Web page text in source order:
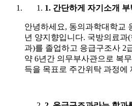
1. 간단하게 자기소개
안녕하세요, 동의과학대학교
년 양지향입니다. 국방의료과
과)를 졸업하고 응급구조사 2
약 6년간 의무부사관으로 복
득을 목표로 주간위탁 과정에